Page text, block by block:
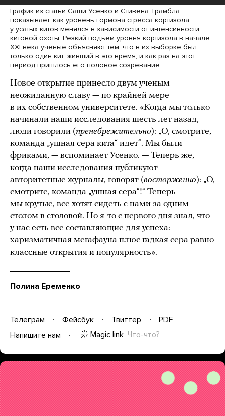
График из статьи Саши Усенко и Стивена Трамбла
показывает, как уровень гормона стресса кортизола
у усатых китов менялся в зависимости от интенсивности
китовой охоты. Резкий подъем уровня кортизола в начале
XXI века ученые объясняют тем, что в их выборке был
только один кит, живший в это время, и как раз на этот
период пришлось его половое созревание.
Новое открытие принесло двум ученым
неожиданную славу — по крайней мере
в их собственном университете. «Когда мы только
начинали наши исследования шесть лет назад,
люди говорили (пренебрежительно): „О, смотрите,
команда „ушная сера кита“ идет“. Мы были
фриками, — вспоминает Усенко. — Теперь же,
когда наши исследования публикуют
авторитетные журналы, говорят (восторженно): „О,
смотрите, команда „ушная сера“!“ Теперь
мы крутые, все хотят сидеть с нами за одним
столом в столовой. Но я-то с первого дня знал, что
у нас есть все составляющие для успеха:
харизматичная мегафауна плюс гадкая сера равно
классные открытия и популярность».
Полина Еременко
Телеграм Фейсбук Твиттер
PDF
Напишите нам
Magic link Что-что?